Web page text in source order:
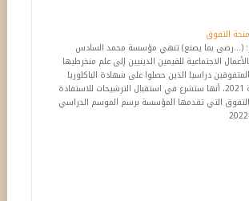
التفوق
(...رضى بما يصنع) تنهي مؤسسة محمد السادس
الاجتماعية للقيمين الدينيين إلى علم منخرطيها
دراسيا الذين حصلوا على شهادة الباكلوريا
برسم سنة 2021، أنها ستشرع في استقبال الترشيحات للاستفادة
التي تقدمها المؤسسة برسم الموسم الدراسي